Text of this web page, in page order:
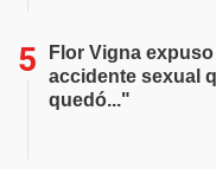
Flor Vigna
accidente sexual
quedó..."